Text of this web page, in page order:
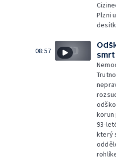
Plzni
08:57
korun
93-
který